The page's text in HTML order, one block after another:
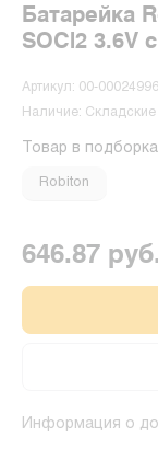
Батарейка
SOCl2 3.6V
Артикул: 00-00024996
Наличие:
Товар в
Robiton
646.87 руб.
Информация о